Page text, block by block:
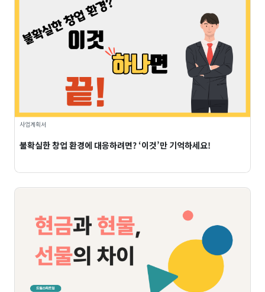
사업계획서
불확실한 창업 환경에 대응하려면? ‘이것’만 기억하세요!